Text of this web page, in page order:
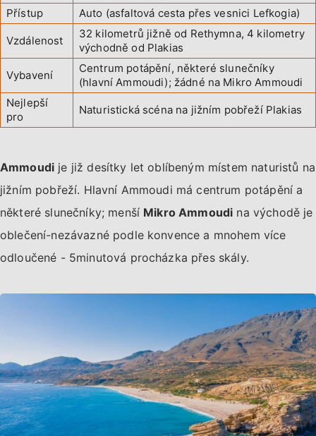
Přístup
Auto (asfaltová cesta přes vesnici Lefkogia)
Vzdálenost
32 kilometrů jižně od Rethymna, 4 kilometry
východně od Plakias
Vybavení
Centrum potápění, některé slunečníky
(hlavní Ammoudi); žádné na Mikro Ammoudi
Nejlepší
pro
Naturistická scéna na jižním pobřeží Plakias
Ammoudi je již desítky let oblíbeným místem naturistů na
jižním pobřeží. Hlavní Ammoudi má centrum potápění a
některé slunečníky; menší Mikro Ammoudi na východě je
oblečení-nezávazné podle konvence a mnohem více
odloučené - 5minutová procházka přes skály.